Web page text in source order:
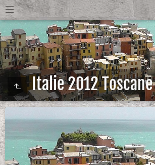
Italie 2012 Toscane